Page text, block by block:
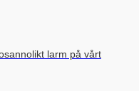
larm på vårt